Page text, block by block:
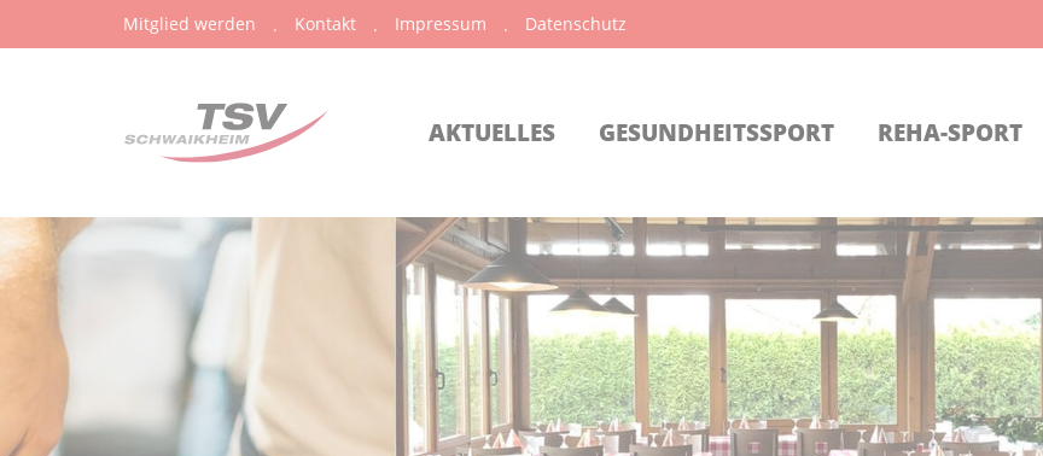
Mitglied werden Kontakt Impressum Datenschutz
AKTUELLES GESUNDHEITSSPORT REHA-SPORT